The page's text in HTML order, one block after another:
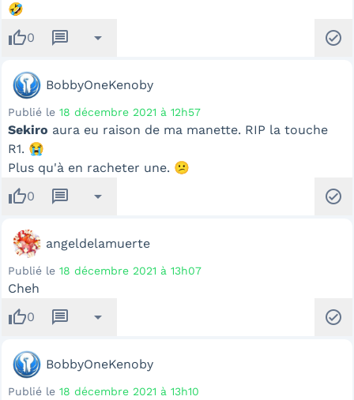
🤣
thumb_up0 message arrow_drop_down check_circle
BobbyOneKenoby
Publié le 18 décembre 2021 à 12h57
Sekiro aura eu raison de ma manette. RIP la touche
R1. 😭
Plus qu'à en racheter une. 😕
thumb_up0 message arrow_drop_down check_circle
angeldelamuerte
Publié le 18 décembre 2021 à 13h07
Cheh
thumb_up0 message arrow_drop_down check_circle
BobbyOneKenoby
Publié le 18 décembre 2021 à 13h10